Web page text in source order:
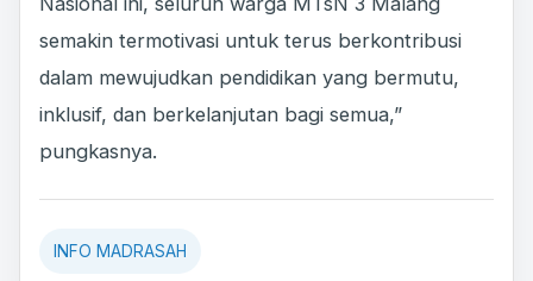
semakin termotivasi untuk terus berkontribusi
dalam mewujudkan pendidikan yang bermutu,
inklusif, dan berkelanjutan bagi semua,”
pungkasnya.
INFO MADRASAH